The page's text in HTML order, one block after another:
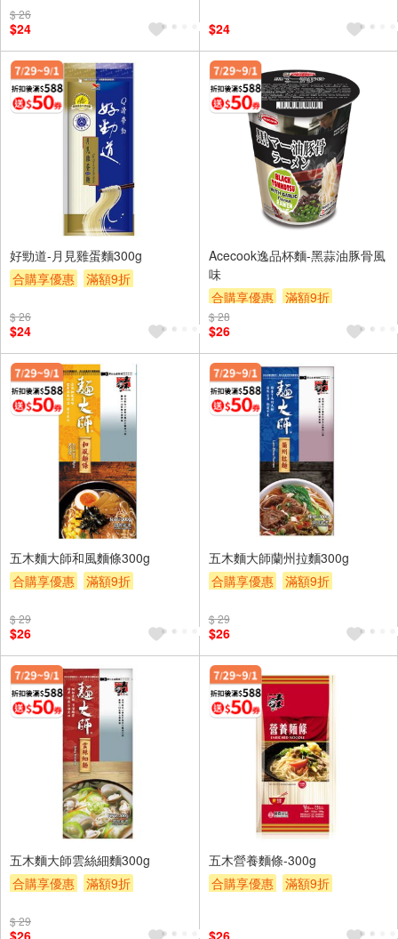
$ 26
$24
$24
好勁道-月見雞蛋麵300g
合購享優惠
滿額9折
$ 26
$24
Acecook逸品杯麵-黑蒜油豚骨風
味
合購享優惠
滿額9折
滿額贈券
$ 28
$26
五木麵大師和風麵條300g
合購享優惠
滿額9折
$ 29
$26
五木麵大師蘭州拉麵300g
合購享優惠
滿額9折
$ 29
$26
五木麵大師雲絲細麵300g
合購享優惠
滿額9折
$ 29
五木營養麵條-300g
合購享優惠
滿額9折